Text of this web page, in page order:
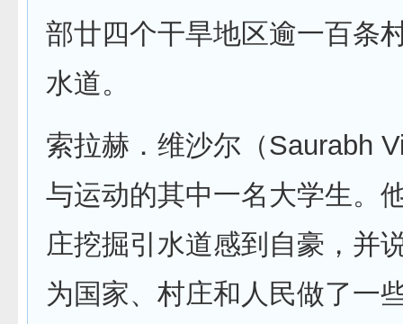
部廿四个干旱地区逾一百条
水道。
索拉赫．维沙尔（Saurabh
与运动的其中一名大学生。
庄挖掘引水道感到自豪，并
为国家、村庄和人民做了一